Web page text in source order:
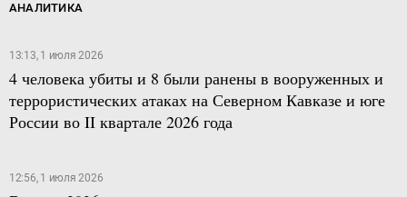
АНАЛИТИКА
13:13, 1 июля 2026
4 человека убиты и 8 были ранены в вооруженных и
террористических атаках на Северном Кавказе и юге
России во II квартале 2026 года
12:56, 1 июля 2026